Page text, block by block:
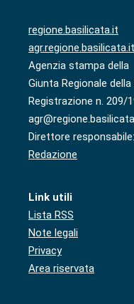
regione.basilicata.it
agr.regione.basilicata.it
Agenzia stampa della
Giunta Regionale
Registrazione n. 209/
Direttore responsabile:
Redazione
Link utili
Lista RSS
Note legali
Privacy
Area riservata